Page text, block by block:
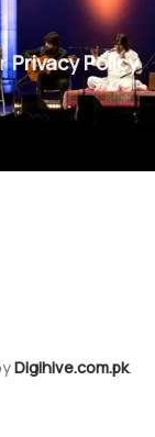
Privacy Policy
Digihive.com.pk.